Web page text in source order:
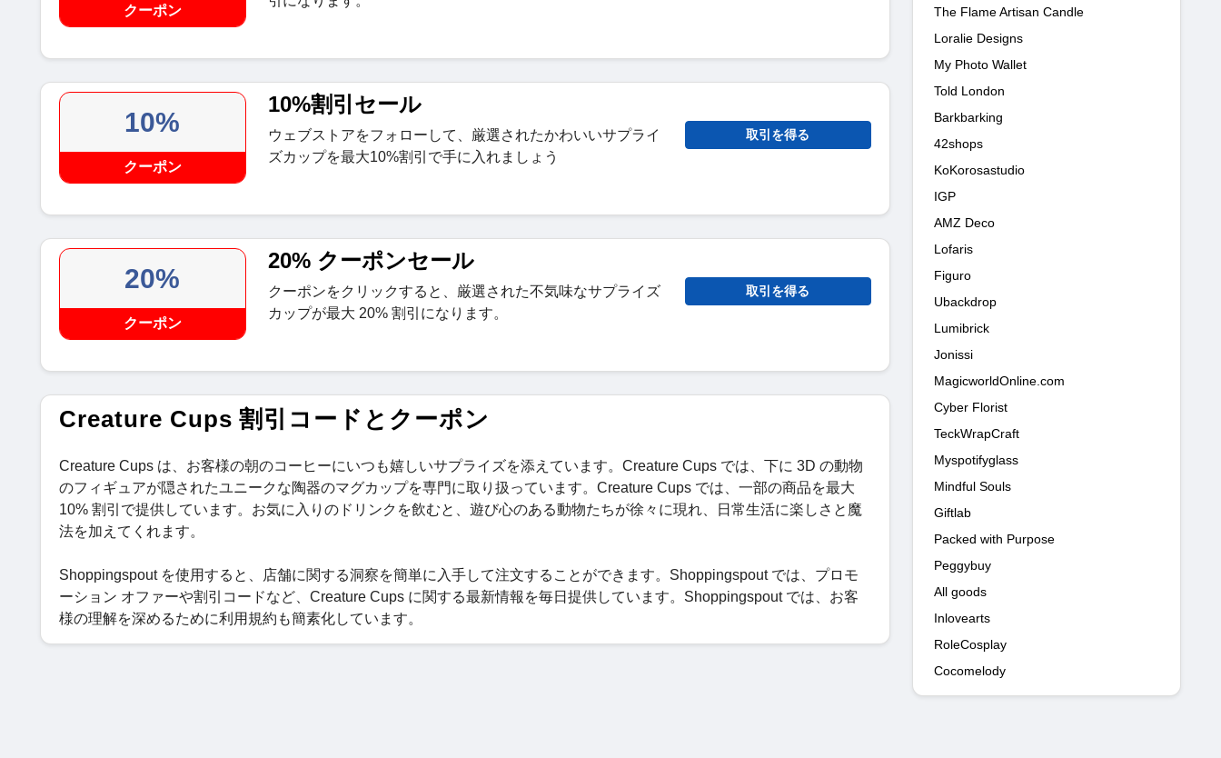
クーポン
10%
クーポン
10%割引セール
ウェブストアをフォローして、厳選されたかわいいサプライ
ズカップを最大10%割引で手に入れましょう
取引を得る
20%
クーポン
20% クーポンセール
クーポンをクリックすると、厳選された不気味なサプライズ
カップが最大 20% 割引になります。
取引を得る
Creature Cups 割引コードとクーポン
Creature Cups は、お客様の朝のコーヒーにいつも嬉しいサプライズを添えています。Creature Cups では、下に 3D の動物
のフィギュアが隠されたユニークな陶器のマグカップを専門に取り扱っています。Creature Cups では、一部の商品を最大
10% 割引で提供しています。お気に入りのドリンクを飲むと、遊び心のある動物たちが徐々に現れ、日常生活に楽しさと魔
法を加​​えてくれます。
Shoppingspout を使用すると、店舗に関する洞察を簡単に入手して注文することができます。Shoppingspout では、プロモ
ーション オファーや割引コードなど、Creature Cups に関する最新情報を毎日提供しています。Shoppingspout では、お客
様の理解を深めるために利用規約も簡素化しています。
The Flame Artisan Candle
Loralie Designs
My Photo Wallet
Told London
Barkbarking
42shops
KoKorosastudio
IGP
AMZ Deco
Lofaris
Figuro
Ubackdrop
Lumibrick
Jonissi
MagicworldOnline.com
Cyber Florist
TeckWrapCraft
Myspotifyglass
Mindful Souls
Giftlab
Packed with Purpose
Peggybuy
All goods
Inlovearts
RoleCosplay
Cocomelody